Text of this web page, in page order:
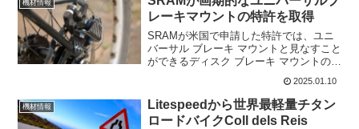
異の6.4...
機材情報
レーキマウントの特許を取得
SRAMが米国で申請した特許では、ユニ
バーサル ブレーキ マウントと見なすこと
ができるディスク ブレーキ マウントの設
計が提案されている。これは、広く実装
されている UDH (ユニバーサル ディレイ
ラー ハンガー)に続く、部品メーカーの次
な...
2025.01.10
機材情報
Litespeedから世界最軽量チタン
ロードバイクColl dels Reis